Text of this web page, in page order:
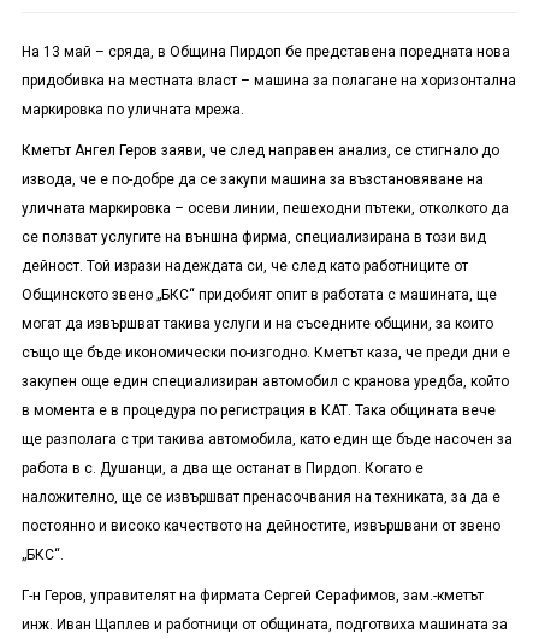
На 13 май – сряда, в Община Пирдоп бе представена поредната нова
придобивка на местната власт – машина за полагане на хоризонтална
маркировка по уличната мрежа.
Кметът Ангел Геров заяви, че след направен анализ, се стигнало до
извода, че е по-добре да се закупи машина за възстановяване на
уличната маркировка – осеви линии, пешеходни пътеки, отколкото да
се ползват услугите на външна фирма, специализирана в този вид
дейност. Той изрази надеждата си, че след като работниците от
Общинското звено „БКС“ придобият опит в работата с машината, ще
могат да извършват такива услуги и на съседните общини, за които
също ще бъде икономически по-изгодно. Кметът каза, че преди дни е
закупен още един специализиран автомобил с кранова уредба, който
в момента е в процедура по регистрация в КАТ. Така общината вече
ще разполага с три такива автомобила, като един ще бъде насочен за
работа в с. Душанци, а два ще останат в Пирдоп. Когато е
наложително, ще се извършват пренасочвания на техниката, за да е
постоянно и високо качеството на дейностите, извършвани от звено
„БКС“.
Г-н Геров, управителят на фирмата Сергей Серафимов, зам.-кметът
инж. Иван Щаплев и работници от общината, подготвиха машината за